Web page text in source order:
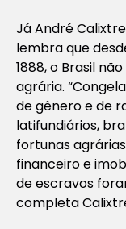
Já André
lembra que
1888, o Brasil
agrária.
de gênero e de
latifundiários,
fortunas
financeiro e
de escravos
completa